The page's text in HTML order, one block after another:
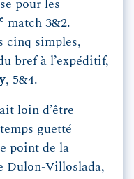
pour les
e match 3&2.
cinq simples,
bref à l’expéditif,
, 5&4.
loin d’être
guetté
point de la
Dulon-Villoslada,